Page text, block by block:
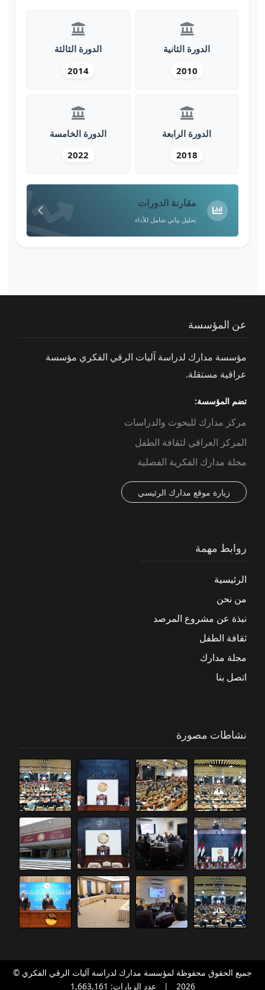
الدورة الثانية
2010
الدورة الثالثة
2014
الدورة الرابعة
2018
الدورة الخامسة
2022
مقارنة الدورات
تحليل بياني شامل للأداء
عن المؤسسة
مؤسسة مدارك لدراسة آليات الرقي الفكري مؤسسة
عراقية مستقلة.
تضم المؤسسة:
مركز مدارك للبحوث والدراسات
المركز العراقي لثقافة الطفل
مجلة مدارك الفكرية الفصلية
زيارة موقع مدارك الرئيسي
روابط مهمة
الرئيسية
من نحن
نبذة عن مشروع المرصد
ثقافة الطفل
مجلة مدارك
اتصل بنا
نشاطات مصورة
جميع الحقوق محفوظة لمؤسسة مدارك لدراسة آليات الرقي الفكري ©
2026
| عدد الزيارات: 1,663,161